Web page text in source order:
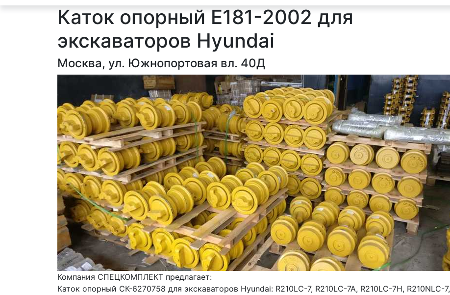
Каток опорный E181-2002 для
экскаваторов Hyundai
Москва, ул. Южнопортовая вл. 40Д
Компания СПЕЦКОМПЛЕКТ предлагает:
Каток опорный СК-6270758 для экскаваторов Hyundai: R210LC-7, R210LC-7A, R210LC-7H, R210NLC-7,